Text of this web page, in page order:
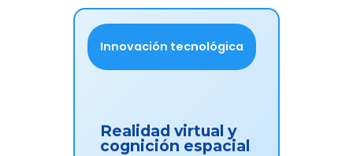
Innovación tecnológica
Realidad virtual y
cognición espacial